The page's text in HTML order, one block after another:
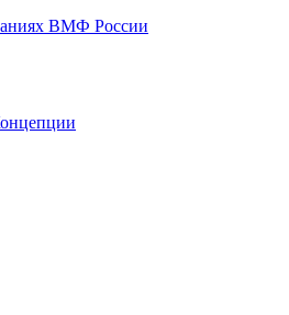
ВМФ России